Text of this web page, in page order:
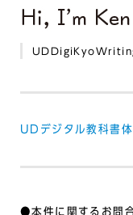
UDデジタル教科書
●本件に関するお問